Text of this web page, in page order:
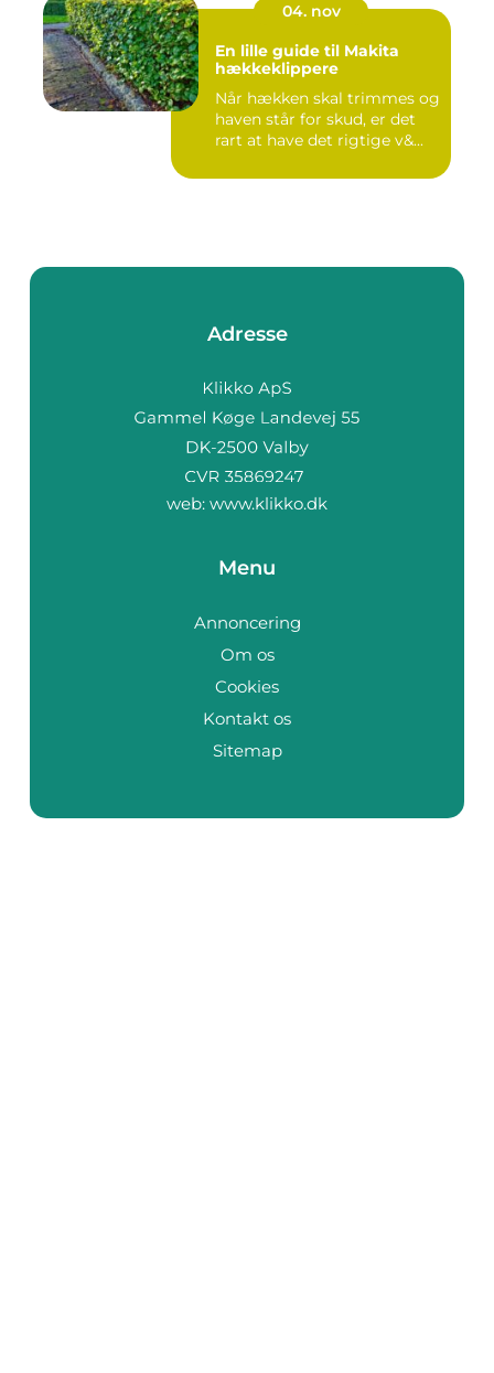
04. nov
En lille guide til Makita
hækkeklippere
Når hækken skal trimmes og
haven står for skud, er det
rart at have det rigtige v&...
Adresse
web: www.klikko.dk
Menu
Annoncering
Om os
Cookies
Kontakt os
Sitemap